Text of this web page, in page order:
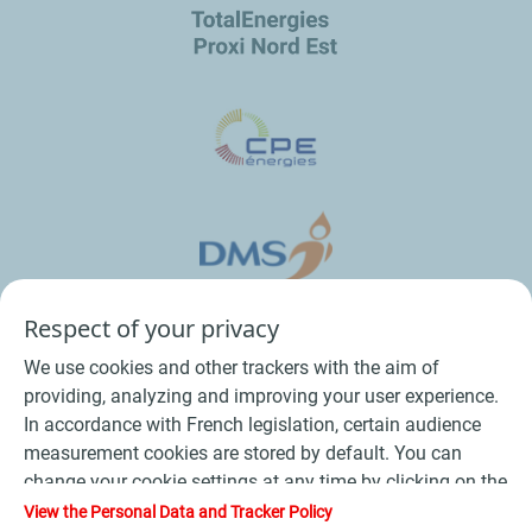
Conditions Générales de Vente Bois
Respect of your privacy
We use cookies and other trackers with the aim of
providing, analyzing and improving your user experience.
In accordance with French legislation, certain audience
measurement cookies are stored by default. You can
change your cookie settings at any time by clicking on the
"Manage my cookies" button. By clicking on the "Accept"
View the Personal Data and Tracker Policy